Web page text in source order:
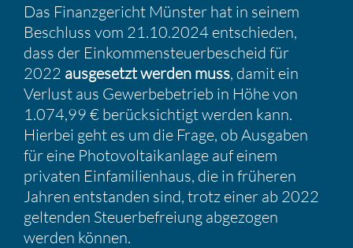
Das Finanz­ge­richt Münster hat in seinem
Beschluss vom 21.10.2024 entschieden,
dass der Einkom­men­steu­er­be­scheid für
2022 ausge­setzt werden muss, damit ein
Verlust aus Gewer­be­be­trieb in Höhe von
1.074,99 € berück­sich­tigt werden kann.
Hierbei geht es um die Frage, ob Ausgaben
für eine Photo­vol­ta­ik­an­lage auf einem
privaten Einfa­mi­li­en­haus, die in früheren
Jahren entstanden sind, trotz einer ab 2022
geltenden Steuer­be­freiung abgezogen
werden können.